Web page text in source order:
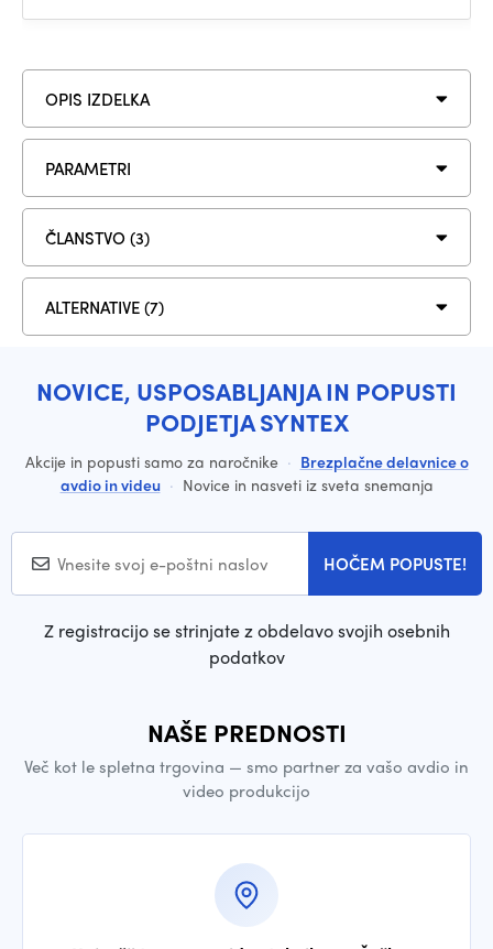
OPIS IZDELKA
PARAMETRI
ČLANSTVO (3)
ALTERNATIVE (7)
NOVICE, USPOSABLJANJA IN POPUSTI
PODJETJA SYNTEX
Akcije in popusti samo za naročnike · Brezplačne delavnice o
avdio in videu · Novice in nasveti iz sveta snemanja
HOČEM POPUSTE!
Z registracijo se strinjate z obdelavo svojih osebnih
podatkov
NAŠE PREDNOSTI
Več kot le spletna trgovina — smo partner za vašo avdio in
video produkcijo